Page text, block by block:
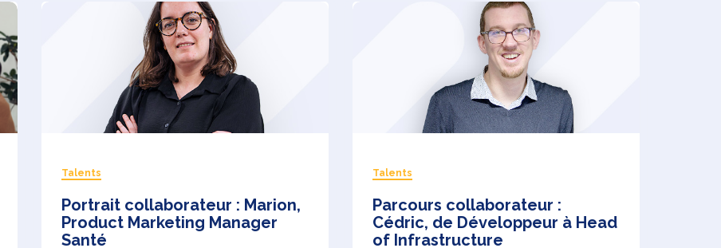
Talents
Portrait collaborateur : Marion,
Product Marketing Manager
Santé
Talents
Parcours collaborateur :
Cédric, de Développeur à Head
of Infrastructure